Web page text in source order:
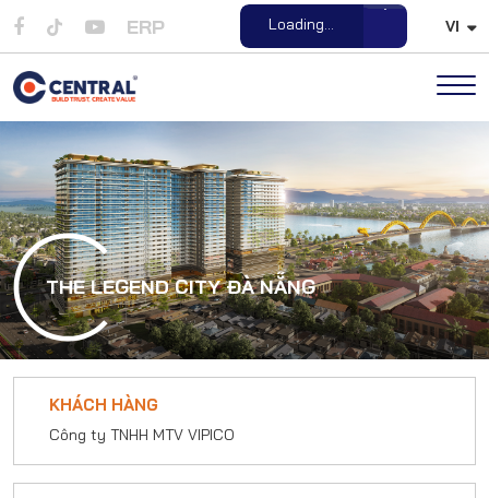
ERP Loading... VI
THE LEGEND CITY ĐÀ NẴNG
KHÁCH HÀNG
Công ty TNHH MTV VIPICO